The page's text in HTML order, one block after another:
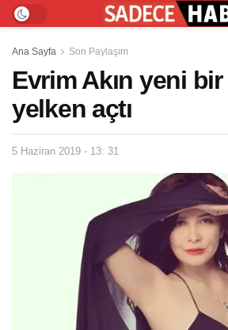
Ana Sayfa Son Paylaşım
Evrim Akın yeni
yelken açtı
5 Haziran 2019 - 13: 31